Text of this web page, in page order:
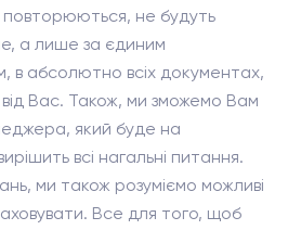
не будуть
а лише за єдиним
в абсолютно всіх документах,
Вас. Також, ми зможемо Вам
який буде на
всі нагальні питання.
ми також розуміємо можливі
Все для того, щоб